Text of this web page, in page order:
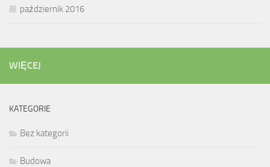
październik 2016
WIĘCEJ
KATEGORIE
Bez kategorii
Budowa